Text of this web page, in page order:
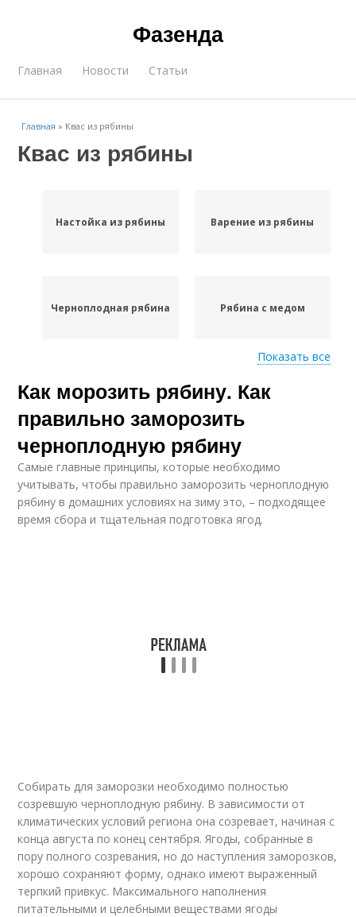
Фазенда
Главная Новости Статьи
Главная » Квас из рябины
Квас из рябины
Настойка из рябины Варение из рябины
Черноплодная рябина Рябина с медом
черноплодной
Показать все
Как морозить рябину. Как
правильно заморозить
черноплодную рябину
Самые главные принципы, которые необходимо
учитывать, чтобы правильно заморозить черноплодную
рябину в домашних условиях на зиму это, – подходящее
время сбора и тщательная подготовка ягод.
Собирать для заморозки необходимо полностью
созревшую черноплодную рябину. В зависимости от
климатических условий региона она созревает, начиная с
конца августа по конец сентября. Ягоды, собранные в
пору полного созревания, но до наступления заморозков,
хорошо сохраняют форму, однако имеют выраженный
терпкий привкус. Максимального наполнения
питательными и целебными веществами ягоды